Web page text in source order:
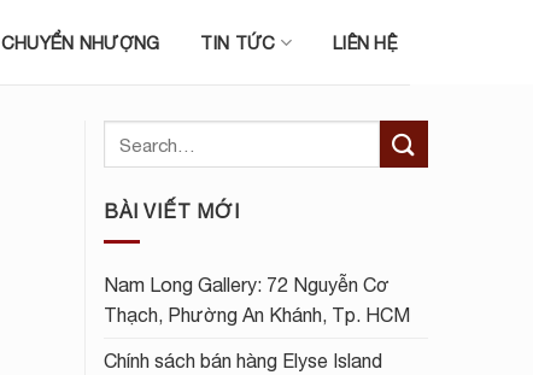
CHUYỂN NHƯỢNG TIN TỨC LIÊN HỆ
BÀI VIẾT MỚI
Nam Long Gallery: 72 Nguyễn Cơ
Thạch, Phường An Khánh, Tp. HCM
Chính sách bán hàng Elyse Island